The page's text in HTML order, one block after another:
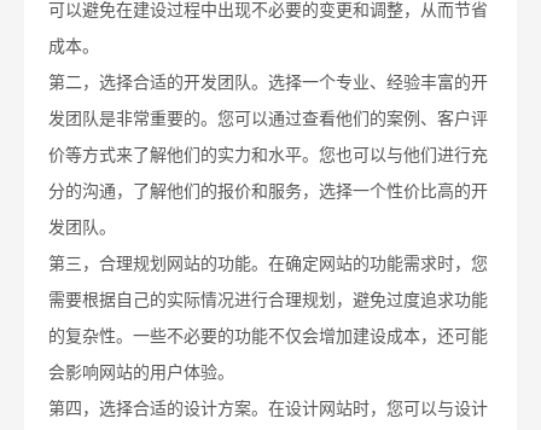
可以避免在建设过程中出现不必要的变更和调整，从而节省
成本。
第二，选择合适的开发团队。选择一个专业、经验丰富的开
发团队是非常重要的。您可以通过查看他们的案例、客户评
价等方式来了解他们的实力和水平。您也可以与他们进行充
分的沟通，了解他们的报价和服务，选择一个性价比高的开
发团队。
第三，合理规划网站的功能。在确定网站的功能需求时，您
需要根据自己的实际情况进行合理规划，避免过度追求功能
的复杂性。一些不必要的功能不仅会增加建设成本，还可能
会影响网站的用户体验。
第四，选择合适的设计方案。在设计网站时，您可以与设计